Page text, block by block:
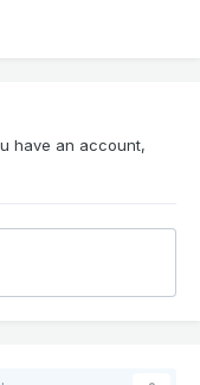
have an account,